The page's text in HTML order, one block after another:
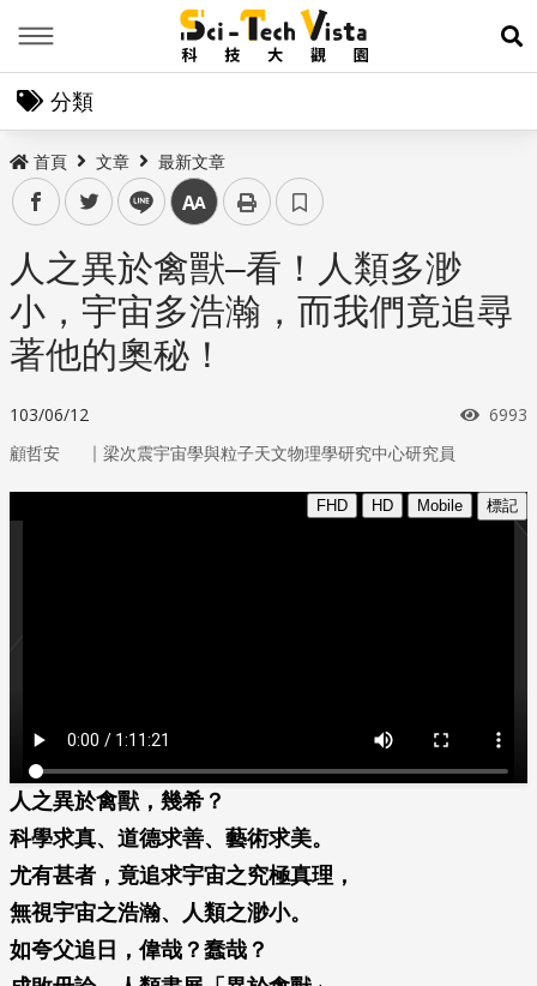
展
分類
首頁 文章 最新文章
facebooktwitter line 中
人之異於禽獸–看！人類多渺
小，宇宙多浩瀚，而我們竟追尋
著他的奧秘！
103/06/12 瀏覽
6993
顧哲安 ｜ 梁次震宇宙學與粒子天文物理學研究中心研究員
人之異於禽獸，幾希？
科學求真、道德求善、藝術求美。
尤有甚者，竟追求宇宙之究極真理，
無視宇宙之浩瀚、人類之渺小。
如夸父追日，偉哉？蠢哉？